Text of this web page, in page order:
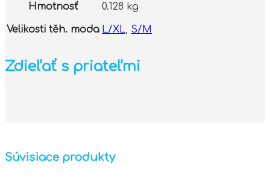
Hmotnosť 0.128 kg
Velikosti těh. moda L/XL, S/M
Zdieľať s priateľmi
Súvisiace produkty